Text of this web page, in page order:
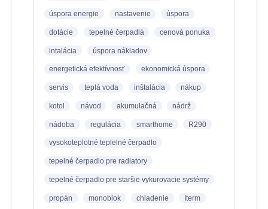
úspora energie nastavenie úspora
dotácie tepelné čerpadlá cenová ponuka
intalácia úspora nákladov
energetická efektívnosť ekonomická úspora
servis teplá voda inštalácia nákup
kotol návod akumulačná nádrž
nádoba regulácia smarthome R290
vysokoteplotné teplelné čerpadlo
tepelné čerpadlo pre radiatory
tepelné čerpadlo pre staršie vykurovacie systémy
propán monoblok chladenie Iterm